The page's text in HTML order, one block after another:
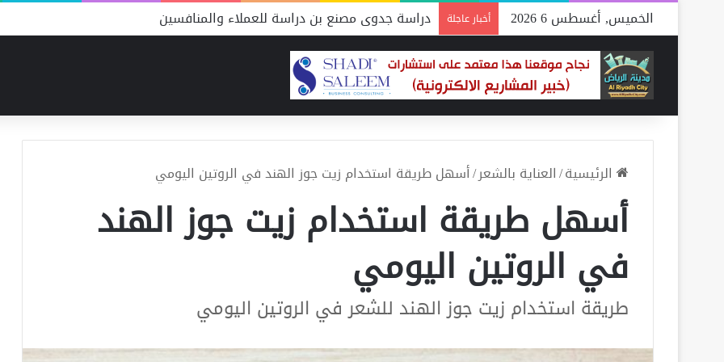
الخميس, أغسطس 6 2026 أخبار عاجلة دراسة جدوى مصنع بن دراسة للعملاء والمنافسين
الرئيسية/العناية بالشعر/أسهل طريقة استخدام زيت جوز الهند في الروتين اليومي
أسهل طريقة استخدام زيت جوز الهند
في الروتين اليومي
طريقة استخدام زيت جوز الهند للشعر في الروتين اليومي